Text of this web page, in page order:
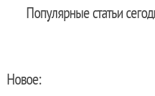
Популярные статьи
Новое: